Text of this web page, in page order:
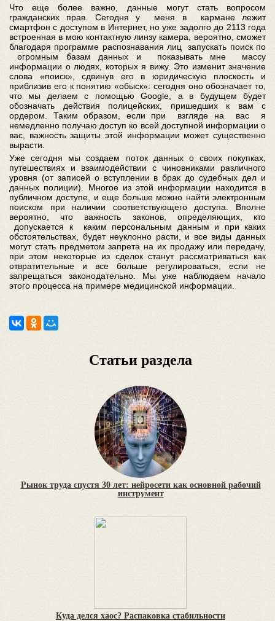
Что еще более важно, данные могут стать вопросом
гражданских прав. Сегодня у меня в кармане лежит
смартфон с доступом в Интернет, но уже задолго до 2113 года
встроенная в мою контактную линзу камера, вероятно, сможет
благодаря программе распознавания лиц запускать поиск по
огромным базам данных и показывать мне массу
информации о людях, которых я вижу. Это изменит значение
слова «поиск», сдвинув его в юридическую плоскость и
приблизив его к понятию «обыск»: сегодня оно обозначает то,
что мы делаем с помощью Google, а в будущем будет
обозначать действия полицейских, пришедших к вам с
ордером. Таким образом, если при взгляде на вас я
немедленно получаю доступ ко всей доступной информации о
вас, важность защиты этой информации может существенно
вырасти.
Уже сегодня мы создаем поток данных о своих покупках,
путешествиях и взаимодействии с чиновниками различного
уровня (от записей о вступлении в брак до судебных дел и
данных полиции). Многое из этой информации находится в
публичном доступе, и еще больше можно найти электронным
поиском при наличии соответствующего доступа. Вполне
вероятно, что важность законов, определяющих, кто
допускается к каким персональным данным и при каких
обстоятельствах, будет неуклонно расти, и все виды данных
могут стать предметом запрета на их продажу или передачу,
при этом некоторые из сделок станут рассматриваться как
отвратительные и все больше регулироваться, если не
запрещаться законодательно. Мы уже наблюдаем начало
этого процесса на примере медицинской информации.
Статьи раздела
Рынок труда спустя 30 лет: нейросети как основной рабочий
инструмент
Куда делся хаос? Распаковка стабильности